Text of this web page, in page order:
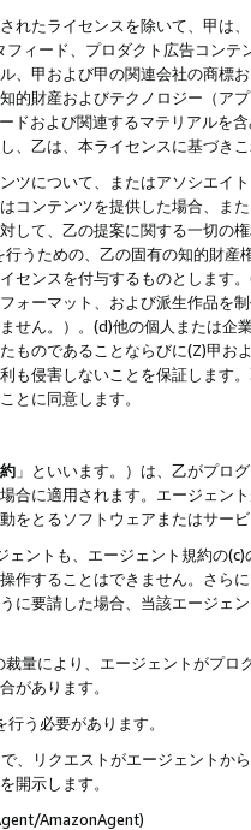
れたライセンスを除いて、甲は
フィード、プロダクト広告コン
、甲および甲の関連会社の商
的財産およびテクノロジー（ア
ドおよび関連するマテリアル
、乙は、本ライセンスに基づき
ツについて、またはアソシエイ
コンテンツを提供した場合、ま
して、乙の提案に関する一切
うための、乙の固有の知的財
センスを付与するものとします
ォーマット、および派生作品を
せん。）。(d)他の個人または
ものであることならびに(Z)甲
も侵害しないことを保証します
とに同意します。
」といいます。）は、乙がプロ
合に適用されます。エージェン
をとるソフトウェアまたはサー
ェントも、エージェント規約の
作することはできません。さら
に要請した場合、当該エージェ
量により、エージェントがプ
があります。
う必要があります。
、リクエストがエージェントか
開示します。
AmazonAgent)